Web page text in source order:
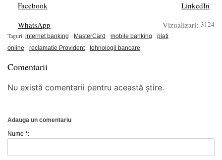
Facebook
LinkedIn
WhatsApp
Vizualizari: 3124
Taguri: internet banking MasterCard mobile banking
plati
online
reclamatie Provident tehnologii bancare
Comentarii
Nu există comentarii pentru această știre.
Adauga un comentariu
Nume *: